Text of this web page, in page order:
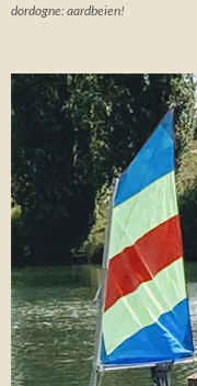
dordogne: aardbeien!